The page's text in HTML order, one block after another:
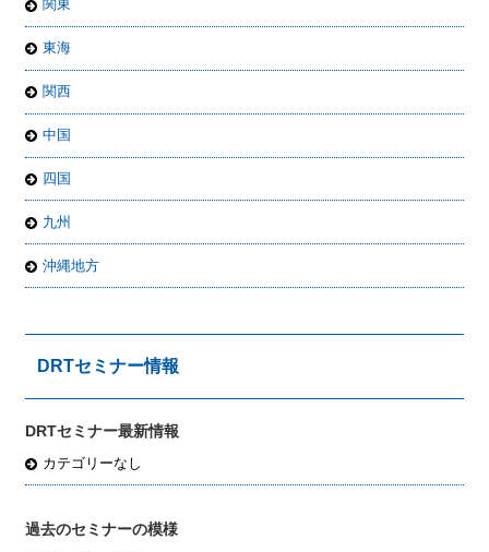
関東
東海
関西
中国
四国
九州
沖縄地方
DRTセミナー情報
DRTセミナー最新情報
カテゴリーなし
過去のセミナーの模様